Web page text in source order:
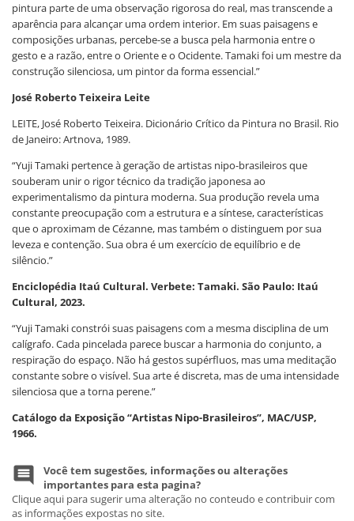
pintura parte de uma observação rigorosa do real, mas transcende a
aparência para alcançar uma ordem interior. Em suas paisagens e
composições urbanas, percebe-se a busca pela harmonia entre o
gesto e a razão, entre o Oriente e o Ocidente. Tamaki foi um mestre da
construção silenciosa, um pintor da forma essencial.”
José Roberto Teixeira Leite
LEITE, José Roberto Teixeira. Dicionário Crítico da Pintura no Brasil. Rio
de Janeiro: Artnova, 1989.
“Yuji Tamaki pertence à geração de artistas nipo-brasileiros que
souberam unir o rigor técnico da tradição japonesa ao
experimentalismo da pintura moderna. Sua produção revela uma
constante preocupação com a estrutura e a síntese, características
que o aproximam de Cézanne, mas também o distinguem por sua
leveza e contenção. Sua obra é um exercício de equilíbrio e de
silêncio.”
Enciclopédia Itaú Cultural. Verbete: Tamaki. São Paulo: Itaú
Cultural, 2023.
“Yuji Tamaki constrói suas paisagens com a mesma disciplina de um
calígrafo. Cada pincelada parece buscar a harmonia do conjunto, a
respiração do espaço. Não há gestos supérfluos, mas uma meditação
constante sobre o visível. Sua arte é discreta, mas de uma intensidade
silenciosa que a torna perene.”
Catálogo da Exposição “Artistas Nipo-Brasileiros”, MAC/USP,
1966.
Você tem sugestões, informações ou alterações
importantes para esta pagina?
Clique aqui para sugerir uma alteração no conteudo e contribuir com
as informações expostas no site.